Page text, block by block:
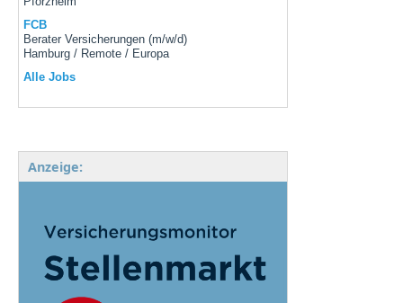
FCB
Berater Versicherungen (m/w/d)
Hamburg / Remote / Europa
Alle Jobs
Anzeige: